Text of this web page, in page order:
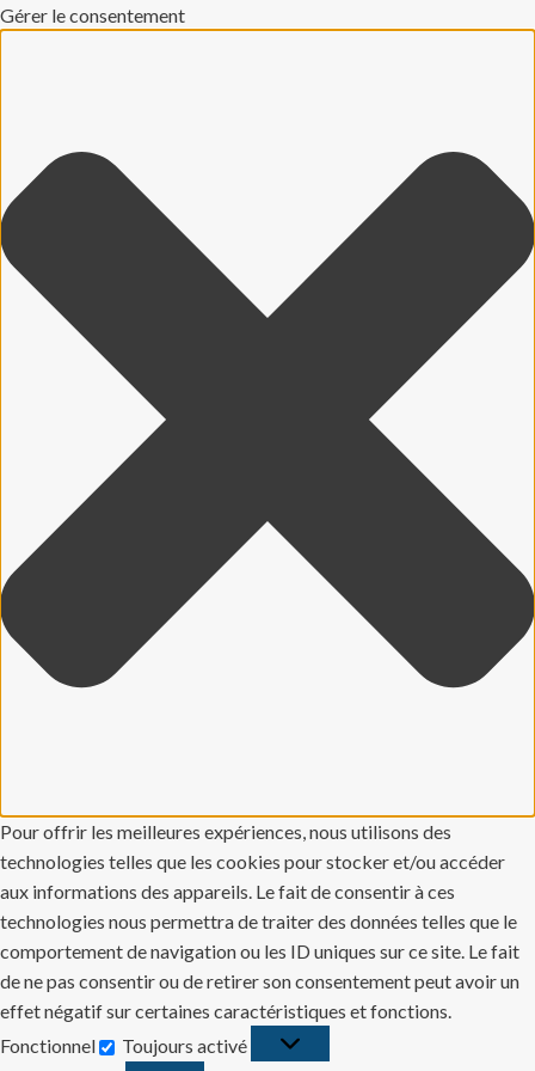
Gérer le consentement
Pour offrir les meilleures expériences, nous utilisons des
technologies telles que les cookies pour stocker et/ou accéder
aux informations des appareils. Le fait de consentir à ces
technologies nous permettra de traiter des données telles que le
comportement de navigation ou les ID uniques sur ce site. Le fait
de ne pas consentir ou de retirer son consentement peut avoir un
effet négatif sur certaines caractéristiques et fonctions.
Fonctionnel
Fonctionnel
Toujours activé